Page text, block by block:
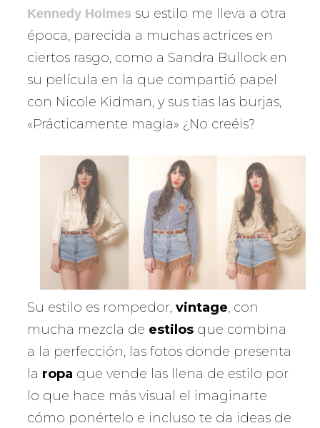
Kennedy Holmes su estilo me lleva a otra
época, parecida a muchas actrices en
ciertos rasgo, como a Sandra Bullock en
su película en la que compartió papel
con Nicole Kidman, y sus tias las burjas,
«Prácticamente magia» ¿No creéis?
Su estilo es rompedor, vintage, con
mucha mezcla de estilos que combina
a la perfección, las fotos donde presenta
la ropa que vende las llena de estilo por
lo que hace más visual el imaginarte
cómo ponértelo e incluso te da ideas de